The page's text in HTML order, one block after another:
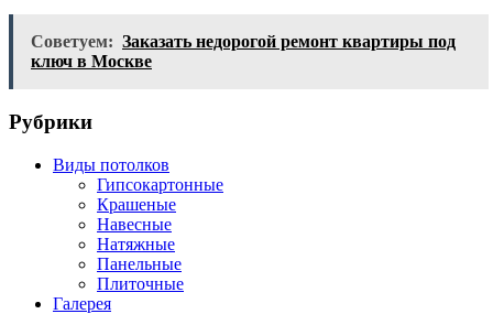
Советуем: Заказать недорогой ремонт квартиры под
ключ в Москве
Рубрики
Виды потолков
Гипсокартонные
Крашеные
Навесные
Натяжные
Панельные
Плиточные
Галерея